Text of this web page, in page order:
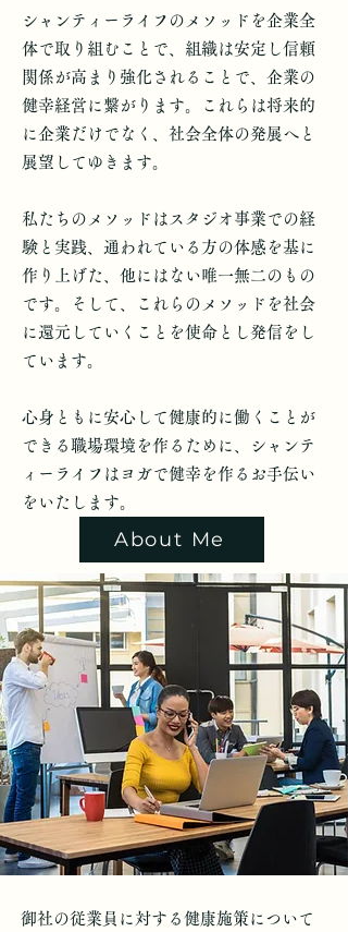
シャンティーライフのメソッドを企業全
体で取り組むことで、組織は安定し信頼
関係が高まり強化されることで、企業の
健幸経営に繋がります。
これらは将来的
に企業だけでなく、社会全体の発展へと
展望してゆきます。
私たちのメソッドはスタジオ事業での経
験と実践、通われている方の体感を基に
作り上げた、他にはない唯一無二のもの
です。そして、
これらのメソッドを社会
に還元していくことを使命とし発信をし
ています。
心身ともに安心して健康的に働くことが
できる職場環境を作るために、シャンテ
ィーライフはヨガで健幸を作るお手伝い
をいたします。
About Me
御社の従業員に対する健康施策について